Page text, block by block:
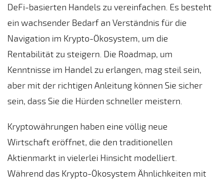
DeFi-basierten Handels zu vereinfachen. Es besteht
ein wachsender Bedarf an Verständnis für die
Navigation im Krypto-Ökosystem, um die
Rentabilität zu steigern. Die Roadmap, um
Kenntnisse im Handel zu erlangen, mag steil sein,
aber mit der richtigen Anleitung können Sie sicher
sein, dass Sie die Hürden schneller meistern.
Kryptowährungen haben eine völlig neue
Wirtschaft eröffnet, die den traditionellen
Aktienmarkt in vielerlei Hinsicht modelliert.
Während das Krypto-Ökosystem Ähnlichkeiten mit